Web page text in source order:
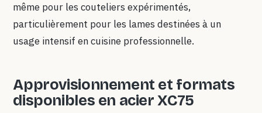
même pour les couteliers expérimentés,
particulièrement pour les lames destinées à un
usage intensif en cuisine professionnelle.
Approvisionnement et formats
disponibles en acier XC75